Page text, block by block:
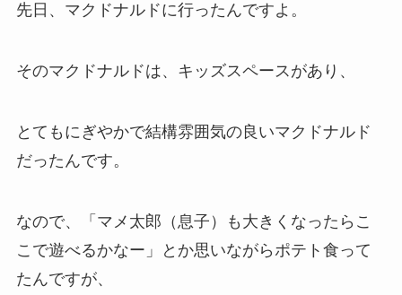
先日、マクドナルドに行ったんですよ。
そのマクドナルドは、キッズスペースがあり、
とてもにぎやかで結構雰囲気の良いマクドナルド
だったんです。
なので、「マメ太郎（息子）も大きくなったらこ
こで遊べるかなー」とか思いながらポテト食って
たんですが、